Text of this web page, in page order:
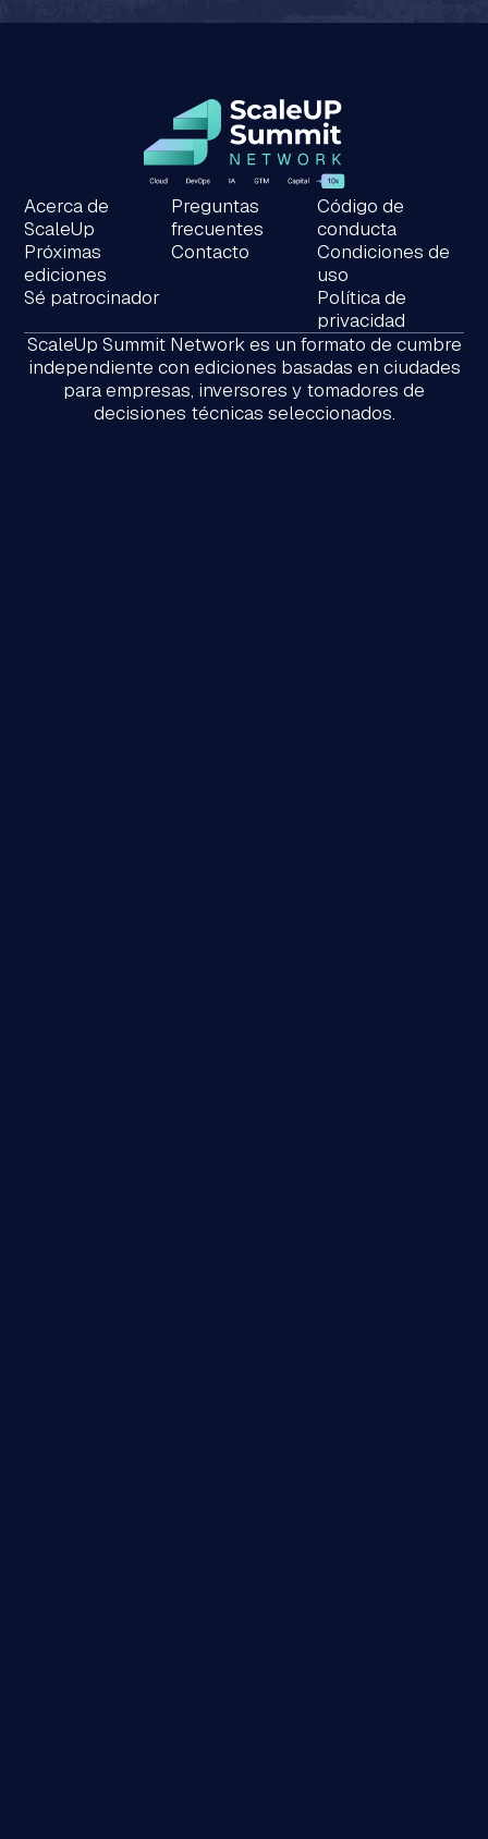
Acerca de
ScaleUp
Próximas
ediciones
Sé patrocinador
Preguntas
frecuentes
Contacto
Código de
conducta
Condiciones de
uso
Política de
privacidad
ScaleUp Summit Network es un formato de cumbre
independiente con ediciones basadas en ciudades
para empresas, inversores y tomadores de
decisiones técnicas seleccionados.